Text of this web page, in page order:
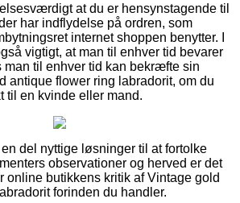
at du er hensynstagende til
har indflydelse på ordren, som
internet shoppen benytter. I
vigtigt, at man til enhver tid bevarer
man til enhver tid kan bekræfte sin
antique flower ring labradorit, om du
til en kvinde eller mand.
del nyttige løsninger til at fortolke
observationer og herved er det
online butikkens kritik af Vintage gold
forinden du handler.